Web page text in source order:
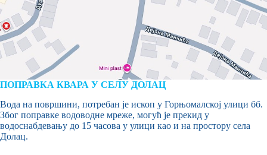
ПОПРАВКА КВАРА У СЕЛУ ДОЛАЦ
Вода на површини, потребан је ископ у Горњомалској улици бб.
Због поправке водоводне мреже, могућ је прекид у
водоснабдевању до 15 часова у улици као и на простору села
Долац.